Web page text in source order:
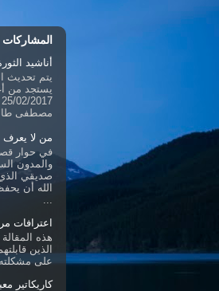
المشاركات
أناشيد
يتم تحديث
يستجد من
مصطفى
من لا يعرف
في حوار
والمدون
صديقي
الله أن
...
اعترافات
هذه
الذين
على
كاريكاتير